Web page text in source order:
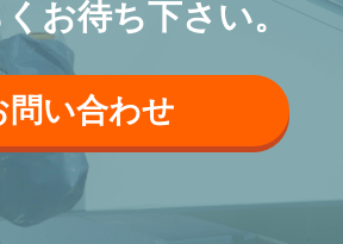
お待ち下さい。
問い合わせ